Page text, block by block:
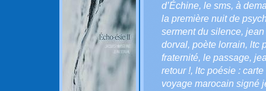
d’Échine, le sms, à
la première nuit de
serment du silence, jean
dorval, poète lorrain, ltc
fraternité, le passage,
retour !, ltc poésie :
voyage marocain signé